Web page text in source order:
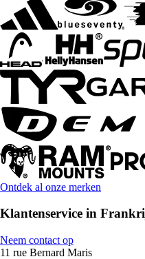
Ontdek al onze merken
Klantenservice in
Neem contact op
11 rue Bernard Maris